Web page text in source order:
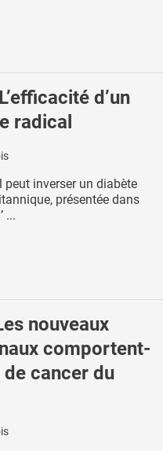
d’un
radical
inverser un diabète
présentée dans
...
nouveaux
comportent-
cancer du